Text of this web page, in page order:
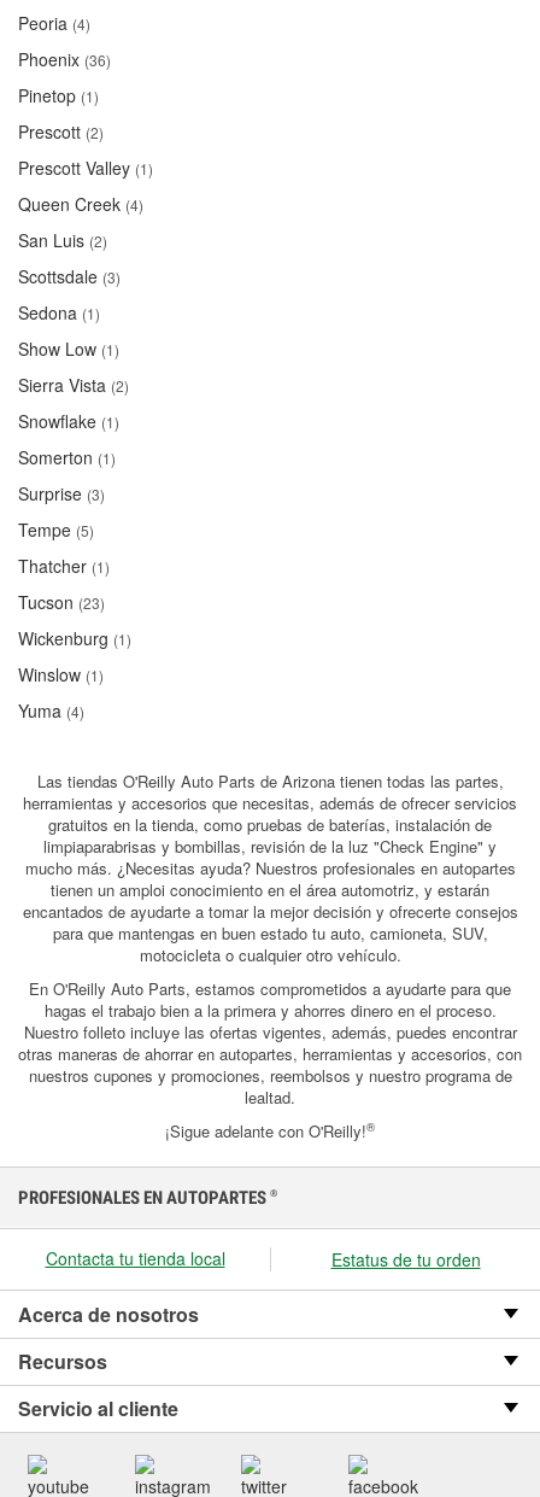
Peoria (4)
Phoenix (36)
Pinetop (1)
Prescott (2)
Prescott Valley (1)
Queen Creek (4)
San Luis (2)
Scottsdale (3)
Sedona (1)
Show Low (1)
Sierra Vista (2)
Snowflake (1)
Somerton (1)
Surprise (3)
Tempe (5)
Thatcher (1)
Tucson (23)
Wickenburg (1)
Winslow (1)
Yuma (4)
Las tiendas O'Reilly Auto Parts de Arizona tienen todas las partes,
herramientas y accesorios que necesitas, además de ofrecer servicios
gratuitos en la tienda, como pruebas de baterías, instalación de
limpiaparabrisas y bombillas, revisión de la luz "Check Engine" y
mucho más. ¿Necesitas ayuda? Nuestros profesionales en autopartes
tienen un amploi conocimiento en el área automotriz, y estarán
encantados de ayudarte a tomar la mejor decisión y ofrecerte consejos
para que mantengas en buen estado tu auto, camioneta, SUV,
motocicleta o cualquier otro vehículo.
En O'Reilly Auto Parts, estamos comprometidos a ayudarte para que
hagas el trabajo bien a la primera y ahorres dinero en el proceso.
Nuestro folleto incluye las ofertas vigentes, además, puedes encontrar
otras maneras de ahorrar en autopartes, herramientas y accesorios, con
nuestros cupones y promociones, reembolsos y nuestro programa de
lealtad.
¡Sigue adelante con O'Reilly!®
PROFESIONALES EN AUTOPARTES ®
Contacta tu tienda local Estatus de tu orden
Acerca de nosotros
Recursos
Servicio al cliente